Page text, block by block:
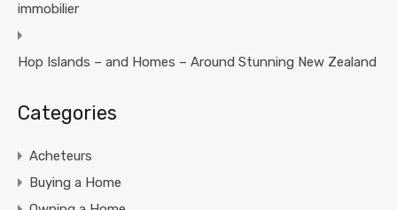
immobilier
Hop Islands – and Homes – Around Stunning New Zealand
Categories
Acheteurs
Buying a Home